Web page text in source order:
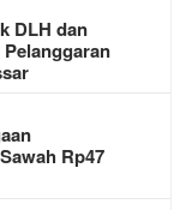
DLH dan
Rp47